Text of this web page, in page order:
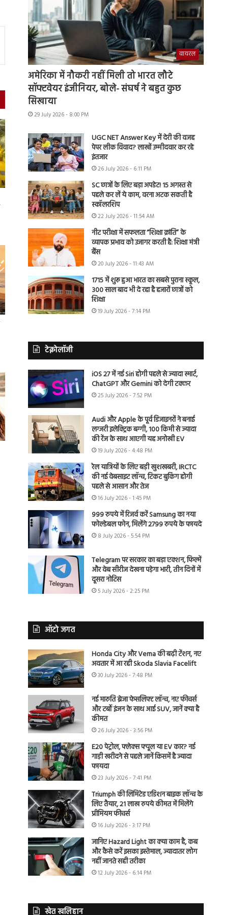
वायरल
अमेरिका में नौकरी नहीं मिली तो भारत लौटे
सॉफ्टवेयर इंजीनियर, बोले- संघर्ष ने बहुत कुछ
सिखाया
29 July 2026 - 8:00 PM
UGC NET Answer Key में देरी की वजह
पेपर लीक विवाद? लाखों उम्मीदवार कर रहे
इंतजार
26 July 2026 - 6:11 PM
SC छात्रों के लिए बड़ा अपडेट! 15 अगस्त से
पहले कर लें ये काम, वरना अटक सकती है
स्कॉलरशिप
22 July 2026 - 11:54 AM
नीट परीक्षा में सफलता “शिक्षा क्रांति” के
व्यापक प्रभाव को उजागर करती है: शिक्षा मंत्री
बैंस
20 July 2026 - 11:43 AM
1715 में शुरू हुआ भारत का सबसे पुराना स्कूल,
300 साल बाद भी दे रहा है हजारों छात्रों को
शिक्षा
19 July 2026 - 7:14 PM
टेक्नोलॉजी
iOS 27 में नई Siri होगी पहले से ज्यादा स्मार्ट,
ChatGPT और Gemini को देगी टक्कर
25 July 2026 - 7:52 PM
Audi और Apple के पूर्व डिजाइनरों ने बनाई
लग्जरी इलेक्ट्रिक बग्गी, 100 किमी से ज्यादा
की रेंज के साथ आएगी यह अनोखी EV
19 July 2026 - 4:48 PM
रेल यात्रियों के लिए बड़ी खुशखबरी, IRCTC
की नई वेबसाइट लॉन्च, टिकट बुकिंग होगी
पहले से आसान और तेज
16 July 2026 - 1:45 PM
999 रुपये में रिजर्व करें Samsung का नया
फोल्डेबल फोन, मिलेंगे 2799 रुपये के फायदे
8 July 2026 - 5:54 PM
Telegram पर सरकार का बड़ा एक्शन, फिल्में
और वेब सीरीज देखना पड़ेगा भारी, तीन दिनों में
दूसरा नोटिस
5 July 2026 - 2:25 PM
ऑटो जगत
Honda City और Verna की बढ़ी टेंशन, नए
अवतार में आ रही Skoda Slavia Facelift
30 July 2026 - 7:48 PM
नई मारुति ब्रेजा फेसलिफ्ट लॉन्च, नए फीचर्स
और टर्बो इंजन के साथ आई SUV, जानें क्या है
कीमत
26 July 2026 - 3:56 PM
E20 पेट्रोल, फ्लेक्स फ्यूल या EV कार? नई
गाड़ी खरीदने से पहले जानें किसमें है ज्यादा
फायदा
23 July 2026 - 7:41 PM
Triumph की लिमिटेड एडिशन बाइक लॉन्च के
लिए तैयार, 21 लाख रुपये कीमत में मिलेंगे
प्रीमियम फीचर्स
16 July 2026 - 3:17 PM
जानिए Hazard Light का क्या काम है, कब
और कैसे करें इसका इस्तेमाल, ज्यादातर लोग
नहीं जानते सही तरीका
12 July 2026 - 6:14 PM
खेत खलिहान